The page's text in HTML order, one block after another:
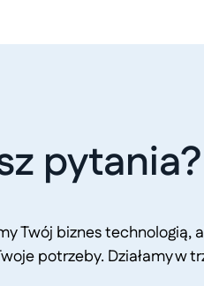
Twój biznes technologią,
potrzeby. Działamy w